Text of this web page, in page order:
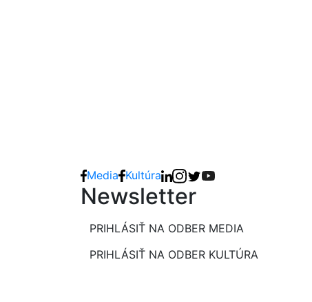
Media Kultúra
Newsletter
PRIHLÁSIŤ NA ODBER MEDIA
PRIHLÁSIŤ NA ODBER KULTÚRA